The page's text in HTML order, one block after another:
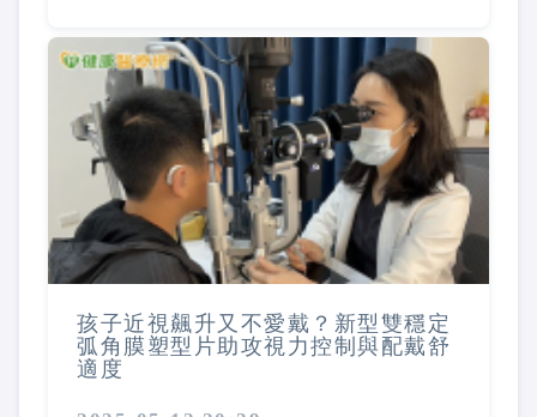
孩子近視飆升又不愛戴？新型雙穩定
弧角膜塑型片助攻視力控制與配戴舒
適度